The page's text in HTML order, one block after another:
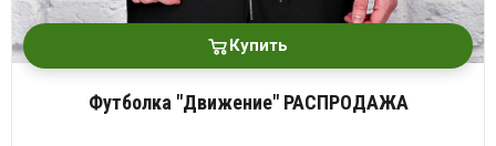
Купить
Футболка "Движение" РАСПРОДАЖА